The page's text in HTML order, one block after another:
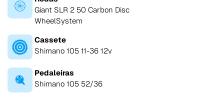
Giant SLR 2 50 Carbon Disc
WheelSystem
Cassete
Shimano 105 11-36 12v
Pedaleiras
Shimano 105 52/36